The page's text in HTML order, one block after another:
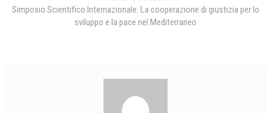
Simposio Scientifico Internazionale: La cooperazione di giustizia per lo
sviluppo e la pace nel Mediterraneo